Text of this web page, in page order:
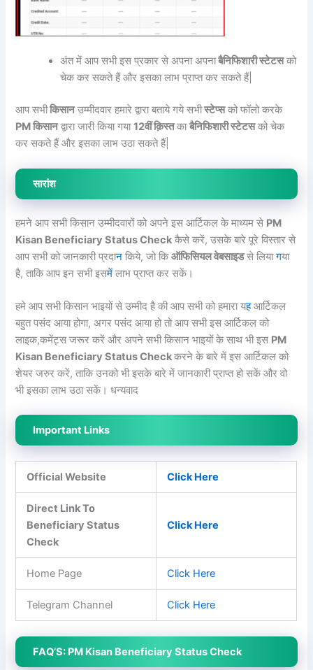
अंत में आप सभी इस प्रकार से अपना अपनाबैनिफिशारी स्टेटसको
चेक कर सकते हैं और इसका लाभ प्राप्त कर सकते हैं|
आप सभीकिसानउम्मीदवार हमारे द्वारा बताये गये सभीस्टेप्सको फॉलो करके
PM किसानद्वारा जारी किया गया12वीं क़िस्तकाबैनिफिशारी स्टेटसको चेक
कर सकते हैं और इसका लाभ उठा सकते हैं|
सारांश
हमने आप सभी किसान उम्मीदवारों को अपने इस आर्टिकल के माध्यम से PM
Kisan Beneficiary Status Check कैसे करें, उसके बारे पूरे विस्तार से
आप सभी को जानकारी प्रदान किये, जो किऑफिसियल वेबसाइडसे लियागया
है, ताकि आप इन सभी इसमें लाभ प्राप्त कर सकें।
हमे आप सभी किसान भाइयों से उम्मीद है की आप सभी को हमारा यहआर्टिकल
बहुत पसंद आया होगा, अगर पसंद आया हो तो आप सभी इस आर्टिकल को
लाइक,कमेंट्स जरूर करें और अपने सभी किसान भाइयों के साथ भी इस PM
Kisan Beneficiary Status Checkकरने के बारे में इस आर्टिकल को
शेयर जरुर करें, ताकि उनको भी इसके बारे में जानकारी प्राप्त हो सकें और वो
भी इसका लाभ उठा सकें। धन्यवाद
Important Links
Official Website Click Here
Direct Link To
Beneficiary Status
Check
Click Here
Home Page Click Here
Telegram Channel Click Here
FAQ’S: PM Kisan Beneficiary Status Check